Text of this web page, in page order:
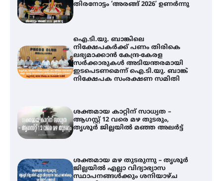
തിരനോട്ടം ‘അരങ്ങ് 2026’ ഉണർന്നു
ഐ.ടി.യു. ബാങ്കിലെ
നിക്ഷേപകർക്ക് പണം തിരികെ
ലഭ്യമാക്കാൻ കേന്ദ്ര-കേരള
സർക്കാരുകൾ അടിയന്തരമായി
ഇടപെടണമെന്ന് ഐ.ടി.യു. ബാങ്ക്
നിക്ഷേപക സംരക്ഷണ സമിതി
ശക്തമായ കാറ്റിന് സാധ്യത –
ആഗസ്റ്റ് 12 വരെ മഴ തുടരും,
തൃശൂർ ജില്ലയിൽ മഞ്ഞ അലർട്ട്
ശക്തമായ മഴ തുടരുന്നു – തൃശൂർ
ജില്ലയിൽ എല്ലാ വിദ്യാഭ്യാസ
സ്ഥാപനങ്ങൾക്കും ശനിയാഴ്ച
ഐ.ടി.യു. ബാങ്കിലെ